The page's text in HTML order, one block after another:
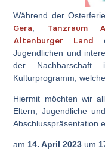
Während der
Gera, Tanzraum
Altenburger Land
Jugendlichen und
der
Kulturprogramm,
Hiermit möchten wir
Eltern, Jugendliche
Abschlusspräsentation
am14. April 2023 um